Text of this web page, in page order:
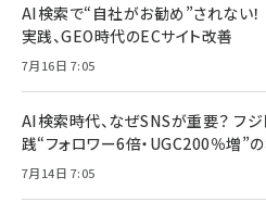
AI検索で“自社がお勧め”されない
実践、GEO時代のECサイト改善
7月16日 7:05
AI検索時代、なぜSNSが重要？ フジ
践“フォロワー6倍・UGC200％増”
7月14日 7:05